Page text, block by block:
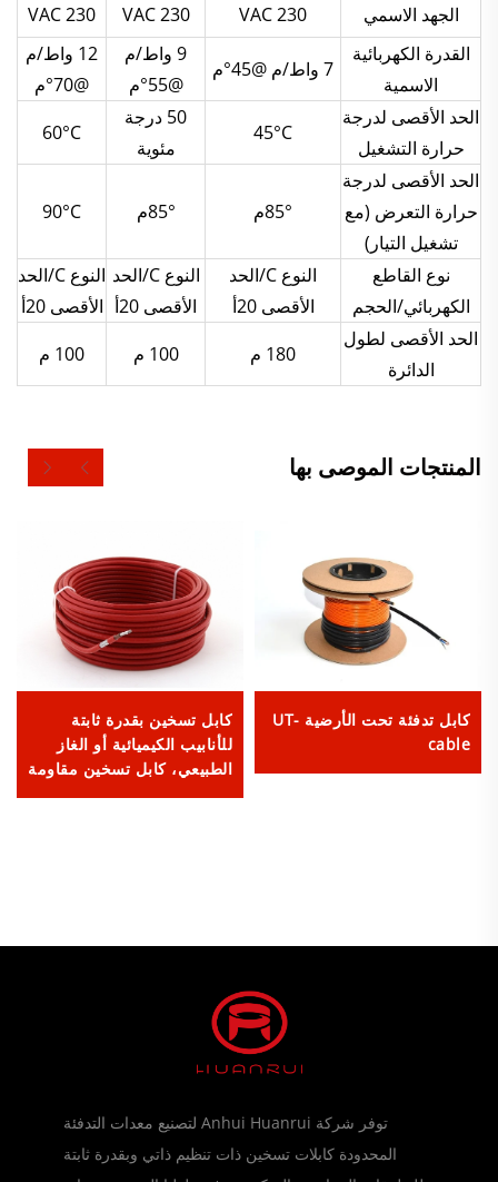
الجهد الاسمي 230 VAC
230 VAC
230 VAC
القدرة الكهربائية
الاسمية
7 واط/م @45°م
9 واط/م
@55°م
12 واط/م
@70°م
الحد الأقصى لدرجة
حرارة التشغيل
45°C
50 درجة
مئوية
60°C
الحد الأقصى لدرجة
حرارة التعرض (مع
تشغيل التيار)
85°م 85°م 90°C
نوع القاطع
الكهربائي/الحجم
النوع C/الحد
الأقصى 20أ
النوع C/الحد
الأقصى 20أ
النوع C/الحد
الأقصى 20أ
الحد الأقصى لطول
الدائرة
180 م 100 م 100 م
المنتجات الموصى بها
كابل تدفئة تحت الأرضية UT-
cable
كابل تسخين بقدرة ثابتة
للأنابيب الكيميائية أو الغاز
الطبيعي، كابل تسخين مقاومة
متسلسلة
توفر شركة Anhui Huanrui لتصنيع معدات التدفئة
المحدودة كابلات تسخين ذات تنظيم ذاتي وبقدرة ثابتة